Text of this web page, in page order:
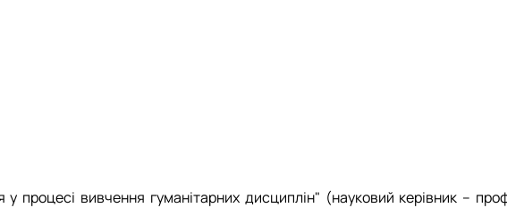
процесі вивчення гуманітарних дисциплін" (науковий керівник –